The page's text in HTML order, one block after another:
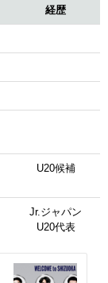
経歴
U20候補
Jr.ジャパン
U20代表